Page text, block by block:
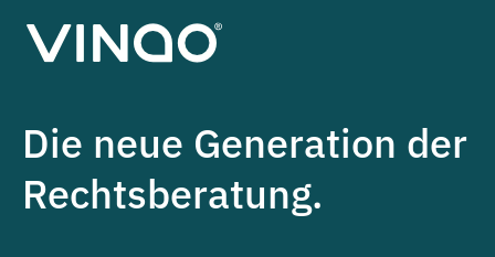
Die neue Generation der
Rechtsberatung.